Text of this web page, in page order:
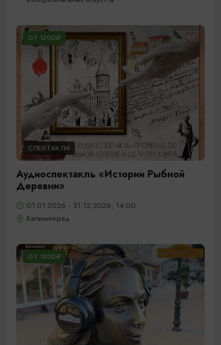
ОТ 1200₽
СПЕКТАКЛИ
Аудиоспектакль «Истории Рыбной
Деревни»
01.01.2026 - 31.12.2026, 14:00
Калининград
ОТ 1200₽